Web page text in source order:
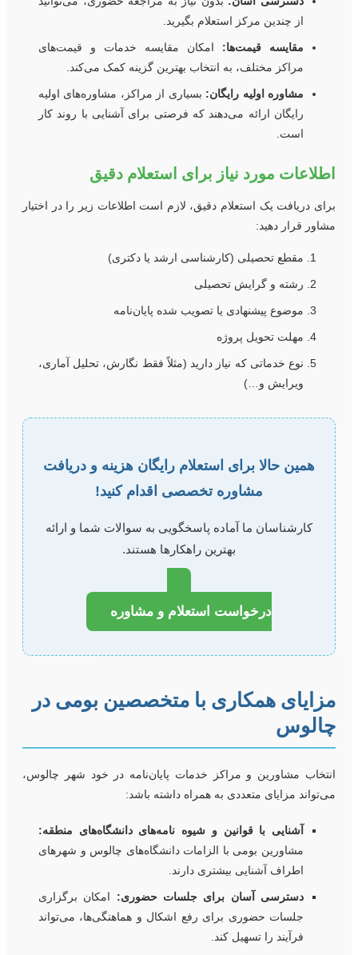
از چندین مرکز استعلام بگیرید.
مقایسه قیمت‌ها:امکان مقایسه خدمات و قیمت‌های
مراکز مختلف، به انتخاب بهترین گزینه کمک می‌کند.
مشاوره اولیه رایگان: بسیاری از مراکز، مشاوره‌های اولیه
رایگان ارائه می‌دهند که فرصتی برای آشنایی با روند کار
است.
مورد نیاز برای استعلام دقیق
دریافت یک استعلام دقیق، لازم است اطلاعات زیر را در اختیار
قرار دهید:
مقطع تحصیلی (کارشناسی ارشد یا دکتری)
رشته و گرایش تحصیلی
موضوع پیشنهادی یا تصویب شده پایان‌نامه
مهلت تحویل پروژه
نوع خدماتی که نیاز دارید (مثلاً فقط نگارش، تحلیل آماری،
ویرایش و…)
همین حالا برای استعلام رایگان هزینه و دریافت
مشاوره تخصصی اقدام کنید!
کارشناسان ما آماده پاسخگویی به سوالات شما و ارائه
بهترین راهکارها هستند.
درخواست استعلام و مشاوره
همکاری با متخصصین بومی در
مشاورین و مراکز خدمات پایان‌نامه در خود شهر چالوس،
مزایای متعددی به همراه داشته باشد:
آشنایی با قوانین و شیوه نامه‌های دانشگاه‌های منطقه:
مشاورین بومی با الزامات دانشگاه‌های چالوس و شهرهای
اطراف آشنایی بیشتری دارند.
دسترسی آسان برای جلسات حضوری:امکان برگزاری
جلسات حضوری برای رفع اشکال و هماهنگی‌ها، می‌تواند
فرآیند را تسهیل کند.